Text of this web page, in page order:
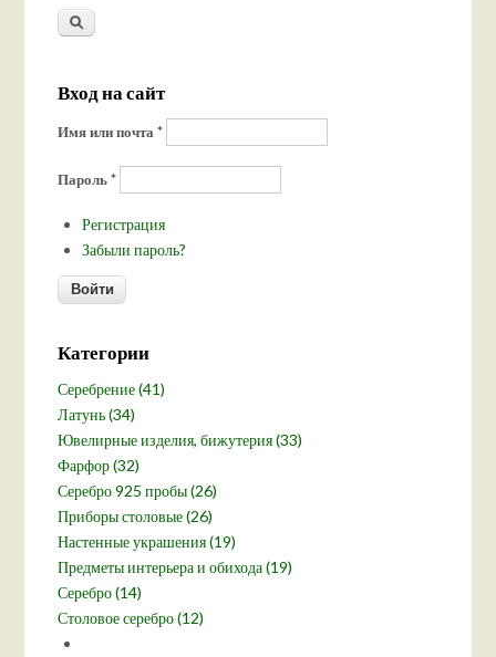
Вход на сайт
Имя или почта*
Пароль*
Регистрация
Забыли пароль?
Категории
Серебрение (41)
Латунь (34)
Ювелирные изделия, бижутерия (33)
Фарфор (32)
Серебро 925 пробы (26)
Приборы столовые (26)
Настенные украшения (19)
Предметы интерьера и обихода (19)
Серебро (14)
Столовое серебро (12)